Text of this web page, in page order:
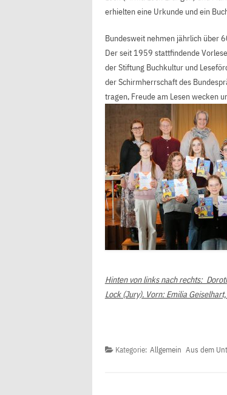
erhielten eine Urkunde und ein
Bundesweit nehmen jährlich über
Der seit 1959 stattfindende
der Stiftung Buchkultur und
der Schirmherrschaft des
tragen, Freude am Lesen wecken
Hinten von links nach rechts:
Lock (Jury). Vorn: Emilia
Kategorie: Allgemein Aus dem